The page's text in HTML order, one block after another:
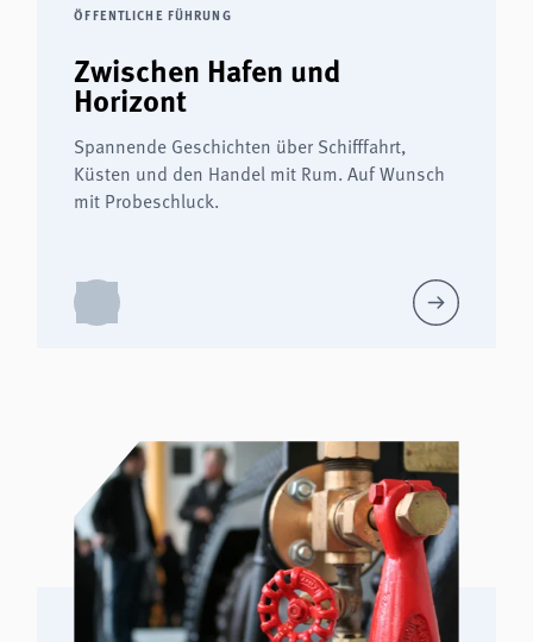
ÖFFENTLICHE FÜHRUNG
Zwischen Hafen und
Horizont
Spannende Geschichten über Schifffahrt,
Küsten und den Handel mit Rum. Auf Wunsch
mit Probeschluck.